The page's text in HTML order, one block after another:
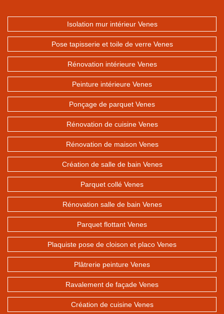
Isolation mur intérieur Venes
Pose tapisserie et toile de verre Venes
Rénovation intérieure Venes
Peinture intérieure Venes
Ponçage de parquet Venes
Rénovation de cuisine Venes
Rénovation de maison Venes
Création de salle de bain Venes
Parquet collé Venes
Rénovation salle de bain Venes
Parquet flottant Venes
Plaquiste pose de cloison et placo Venes
Plâtrerie peinture Venes
Ravalement de façade Venes
Création de cuisine Venes